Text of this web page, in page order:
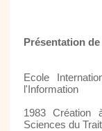
Présentation
Ecole
l'Information
1983 Création
Sciences du